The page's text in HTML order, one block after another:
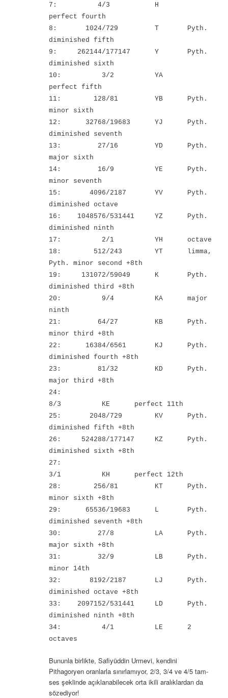
7: 4/3 H
perfect fourth
8: 1024/729 T Pyth.
diminished fifth
9: 262144/177147 Y Pyth.
diminished sixth
10: 3/2 YA
perfect fifth
11: 128/81 YB Pyth.
minor sixth
12: 32768/19683 YJ Pyth.
diminished seventh
13: 27/16 YD Pyth.
major sixth
14: 16/9 YE Pyth.
minor seventh
15: 4096/2187 YV Pyth.
diminished octave
16: 1048576/531441 YZ Pyth.
diminished ninth
17: 2/1 YH octave
18: 512/243 YT limma,
Pyth. minor second +8th
19: 131072/59049 K Pyth.
diminished third +8th
20: 9/4 KA major
ninth
21: 64/27 KB Pyth.
minor third +8th
22: 16384/6561 KJ Pyth.
diminished fourth +8th
23: 81/32 KD Pyth.
major third +8th
24:
8/3 KE perfect 11th
25: 2048/729 KV Pyth.
diminished fifth +8th
26: 524288/177147 KZ Pyth.
diminished sixth +8th
27:
3/1 KH perfect 12th
28: 256/81 KT Pyth.
minor sixth +8th
29: 65536/19683 L Pyth.
diminished seventh +8th
30: 27/8 LA Pyth.
major sixth +8th
31: 32/9 LB Pyth.
minor 14th
32: 8192/2187 LJ Pyth.
diminished octave +8th
33: 2097152/531441 LD Pyth.
diminished ninth +8th
34: 4/1 LE 2
octaves
Bununla birlikte, Safiyüddin Urmevi, kendini
Pithagoryen oranlarla sınırlamıyor, 2/3, 3/4 ve 4/5 tam-
ses şeklinde açıklanabilecek orta ikili aralıklardan da
sözediyor!